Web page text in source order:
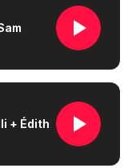
+ Édith